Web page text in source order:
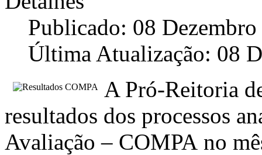
Publicado: 08
Última Atualização: 08
A Pró-Reitoria
resultados dos processos
Avaliação – COMPA no